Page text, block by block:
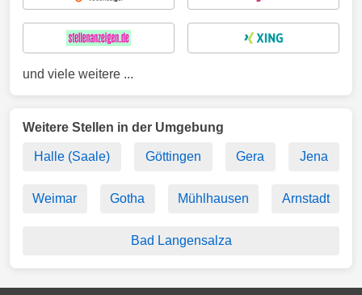
und viele weitere ...
Weitere Stellen in der Umgebung
Halle (Saale) Göttingen Gera Jena
Weimar Gotha Mühlhausen Arnstadt
Bad Langensalza